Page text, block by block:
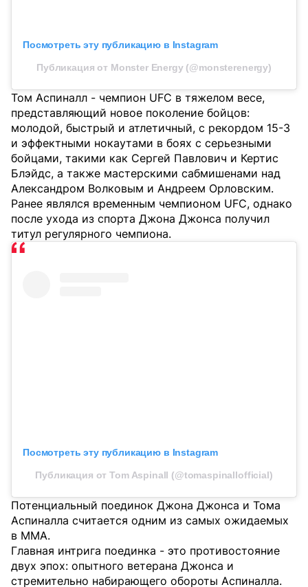
Посмотреть эту публикацию в Instagram
Публикация от Monster Energy (@monsterenergy)
Том Аспиналл - чемпион UFC в тяжелом весе,
представляющий новое поколение бойцов:
молодой, быстрый и атлетичный, с рекордом 15-3
и эффектными нокаутами в боях с серьезными
бойцами, такими как Сергей Павлович и Кертис
Блэйдс, а также мастерскими сабмишенами над
Александром Волковым и Андреем Орловским.
Ранее являлся временным чемпионом UFC, однако
после ухода из спорта Джона Джонса получил
титул регулярного чемпиона.
Посмотреть эту публикацию в Instagram
Публикация от Tom Aspinall (@tomaspinallofficial)
Потенциальный поединок Джона Джонса и Тома
Аспиналла считается одним из самых ожидаемых
в MMA.
Главная интрига поединка - это противостояние
двух эпох: опытного ветерана Джонса и
стремительно набирающего обороты Аспиналла.